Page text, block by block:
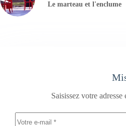
Le marteau et l'enclume
Saisissez votre